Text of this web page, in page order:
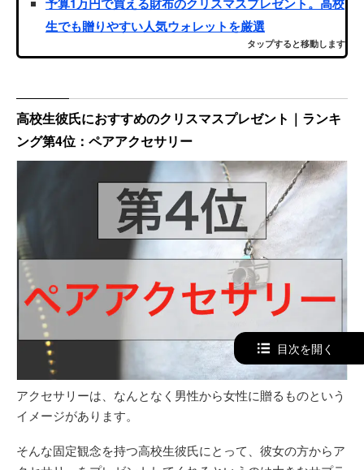
生でも贈りやすい人気ウォレットを厳選
タップすると移動します
高校生彼氏におすすめのクリスマスプレゼント｜ランキ
ング第4位：ペアアクセサリー
アクセサリーは、なんとなく男性から女性に贈るものという
イメージがあります。
そんな固定観念を持つ高校生彼氏にとって、彼女の方からア
目次を開く